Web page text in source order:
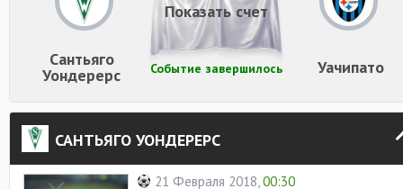
Сантьяго
Уондерерс Уачипато
Событие завершилось
Показать счет
САНТЬЯГО УОНДЕРЕРС
21 Февраля 2018,00:30